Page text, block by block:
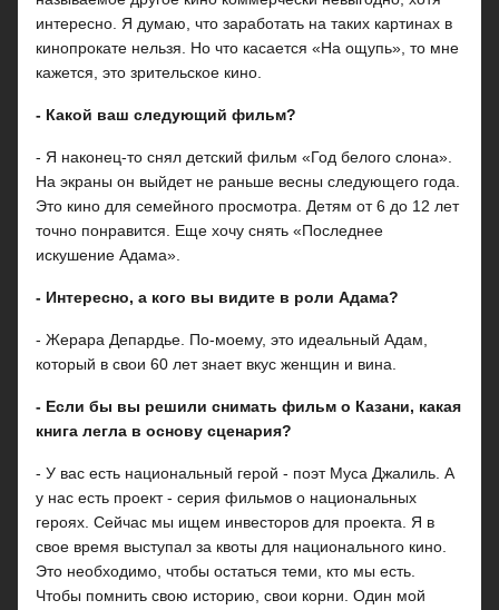
интересно. Я думаю, что заработать на таких картинах в
кинопрокате нельзя. Но что касается «На ощупь», то мне
кажется, это зрительское кино.
- Какой ваш следующий фильм?
- Я наконец-то снял детский фильм «Год белого слона».
На экраны он выйдет не раньше весны следующего года.
Это кино для семейного просмотра. Детям от 6 до 12 лет
точно понравится. Еще хочу снять «Последнее
искушение Адама».
- Интересно, а кого вы видите в роли Адама?
- Жерара Депардье. По-моему, это идеальный Адам,
который в свои 60 лет знает вкус женщин и вина.
- Если бы вы решили снимать фильм о Казани, какая
книга легла в основу сценария?
- У вас есть национальный герой - поэт Муса Джалиль. А
у нас есть проект - серия фильмов о национальных
героях. Сейчас мы ищем инвесторов для проекта. Я в
свое время выступал за квоты для национального кино.
Это необходимо, чтобы остаться теми, кто мы есть.
Чтобы помнить свою историю, свои корни. Один мой